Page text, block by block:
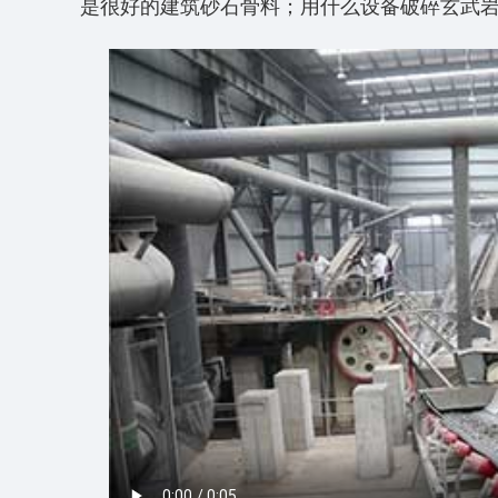
是很好的建筑砂石骨料；用什么设备破碎玄武